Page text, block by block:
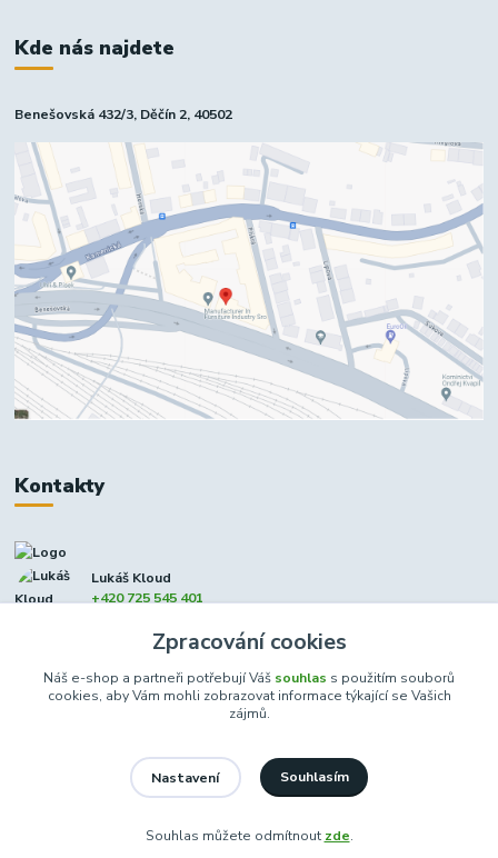
Kde nás najdete
Benešovská 432/3, Děčín 2, 40502
Kontakty
Lukáš Kloud
+420 725 545 401
Vytvořeno na
Eshop-rychle.cz
Zpracování cookies
Náš e-shop a partneři potřebují Váš souhlas s použitím souborů
cookies, aby Vám mohli zobrazovat informace týkající se Vašich
zájmů.
Nastavení Souhlasím
Souhlas můžete odmítnout zde.